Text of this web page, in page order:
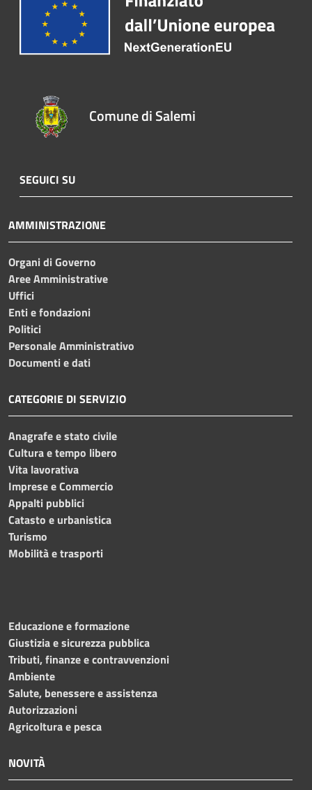
Comune di Salemi
SEGUICI SU
AMMINISTRAZIONE
Organi di Governo
Aree Amministrative
Uffici
Enti e fondazioni
Politici
Personale Amministrativo
Documenti e dati
CATEGORIE DI SERVIZIO
Anagrafe e stato civile
Cultura e tempo libero
Vita lavorativa
Imprese e Commercio
Appalti pubblici
Catasto e urbanistica
Turismo
Mobilità e trasporti
Educazione e formazione
Giustizia e sicurezza pubblica
Tributi, finanze e contravvenzioni
Ambiente
Salute, benessere e assistenza
Autorizzazioni
Agricoltura e pesca
NOVITÀ